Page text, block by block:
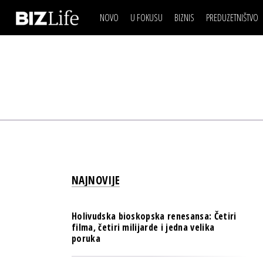
NOVO U FOKUSU BIZNIS
ESG & ENERGY
PULS REGIONA
PREDUZETNIŠTVO
IZJAVA DANABIZNIS SCENA
NOVO NA RAFU
NAJNOVIJE
Holivudska bioskopska renesansa: Četiri
filma, četiri milijarde i jedna velika
poruka